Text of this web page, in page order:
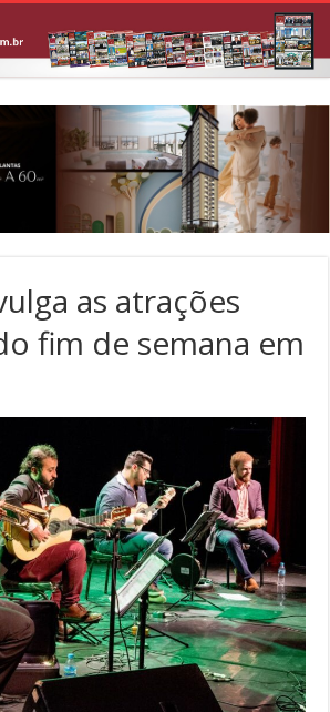
as atrações
fim de semana em